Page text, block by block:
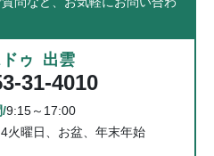
ゥ 出雲
31-4010
/9:15～17:00
火曜日、お盆、年末年始